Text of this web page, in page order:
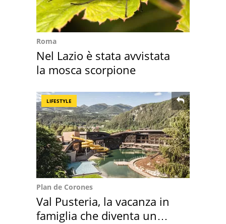
Roma
Nel Lazio è stata avvistata
la mosca scorpione
LIFESTYLE
Plan de Corones
Val Pusteria, la vacanza in
famiglia che diventa un